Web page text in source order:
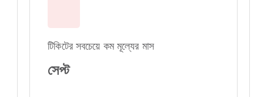
টিকিটের সবচেয়ে কম মূল্যের মাস
সেপ্ট